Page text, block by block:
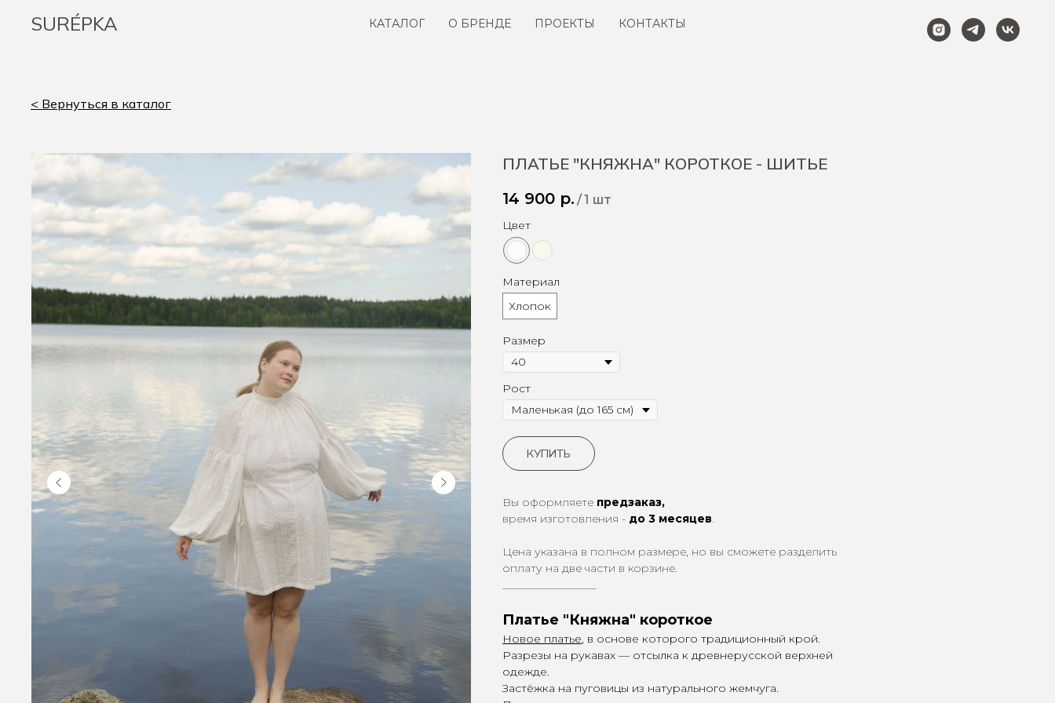
SURÉPKA КАТАЛОГ О БРЕНДЕ ПРОЕКТЫ КОНТАКТЫ
< Вернуться в каталог
ПЛАТЬЕ "КНЯЖНА" КОРОТКОЕ - ШИТЬЕ
14 900 р. /1 шт
Цвет
Материал
Хлопок
Размер
Рост
КУПИТЬ
Вы оформляете предзаказ,
время изготовления - до 3 месяцев.
Цена указана в полном размере, но вы сможете разделить
оплату на две части в корзине.
Платье "Княжна" короткое
Новое платье, в основе которого традиционный крой.
Разрезы на рукавах — отсылка к древнерусской верхней
одежде.
Застёжка на пуговицы из натурального жемчуга.